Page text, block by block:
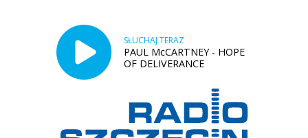
SŁUCHAJ TERAZ
PAUL McCARTNEY - HOPE
OF DELIVERANCE